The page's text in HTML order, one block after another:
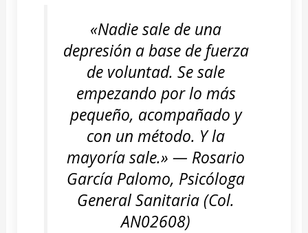
«Nadie sale de una
depresión a base de fuerza
de voluntad. Se sale
empezando por lo más
pequeño, acompañado y
con un método. Y la
mayoría sale.» — Rosario
García Palomo, Psicóloga
General Sanitaria (Col.
AN02608)